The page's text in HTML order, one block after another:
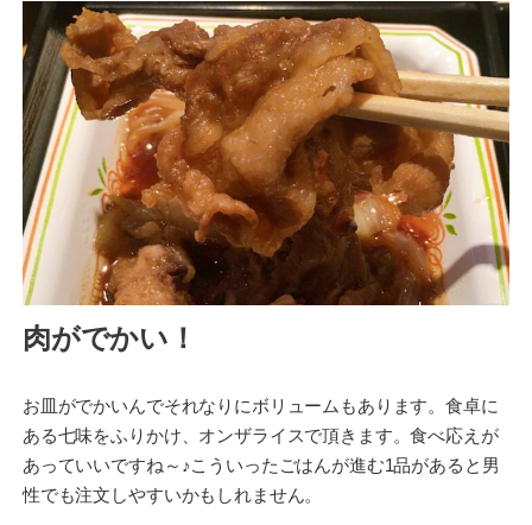
肉がでかい！
お皿がでかいんでそれなりにボリュームもあります。食卓に
ある七味をふりかけ、オンザライスで頂きます。食べ応えが
あっていいですね～♪こういったごはんが進む1品があると男
性でも注文しやすいかもしれません。